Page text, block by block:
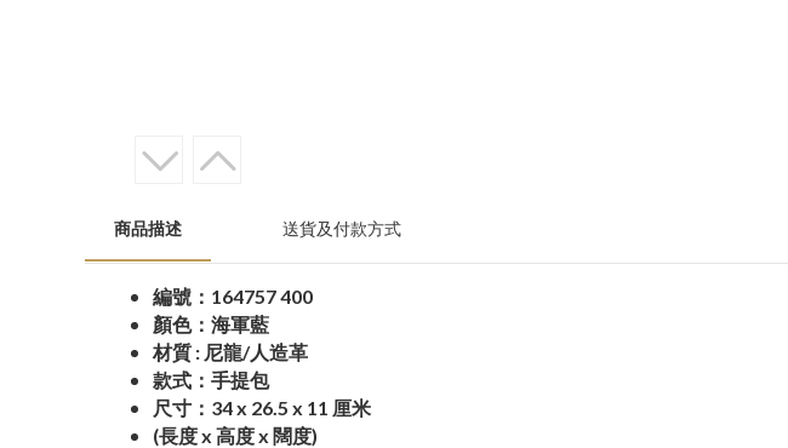
商品描述 送貨及付款方式
編號：164757 400
顏色：海軍藍
材質 : 尼龍/人造革
款式：手提包
尺寸：34 x 26.5 x 11 厘米
(長度 x 高度 x 闊度)